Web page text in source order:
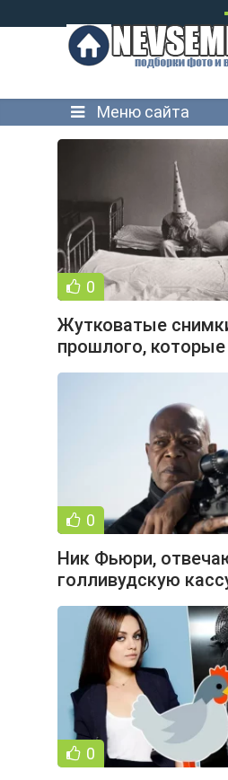
Меню сайта
0
Жутковатые
прошлого,
вызовут у вас
0
Ник Фьюри,
голливудскую
о Сэмюэле Л.
0